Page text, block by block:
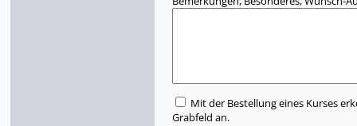
Mit der Bestellung eines Kurses
Grabfeld an.